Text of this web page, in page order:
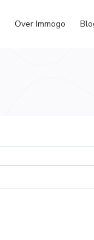
Over Immogo